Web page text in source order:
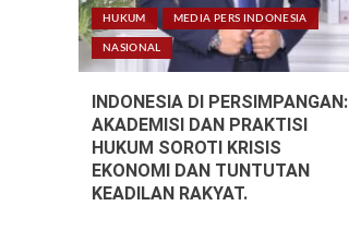
HUKUM MEDIA PERS INDONESIA
NASIONAL
INDONESIA DI PERSIMPANGAN:
AKADEMISI DAN PRAKTISI
HUKUM SOROTI KRISIS
EKONOMI DAN TUNTUTAN
KEADILAN RAKYAT.